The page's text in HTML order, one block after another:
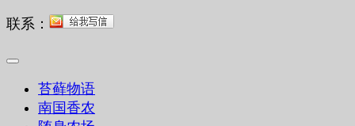
联系：
苔藓物语
南国香农